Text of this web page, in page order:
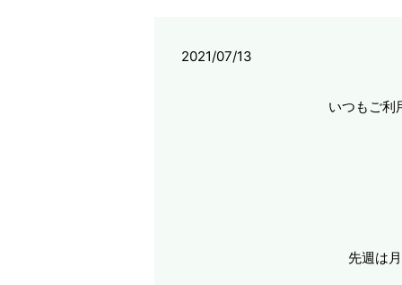
2021/07/13
いつもご利
先週は